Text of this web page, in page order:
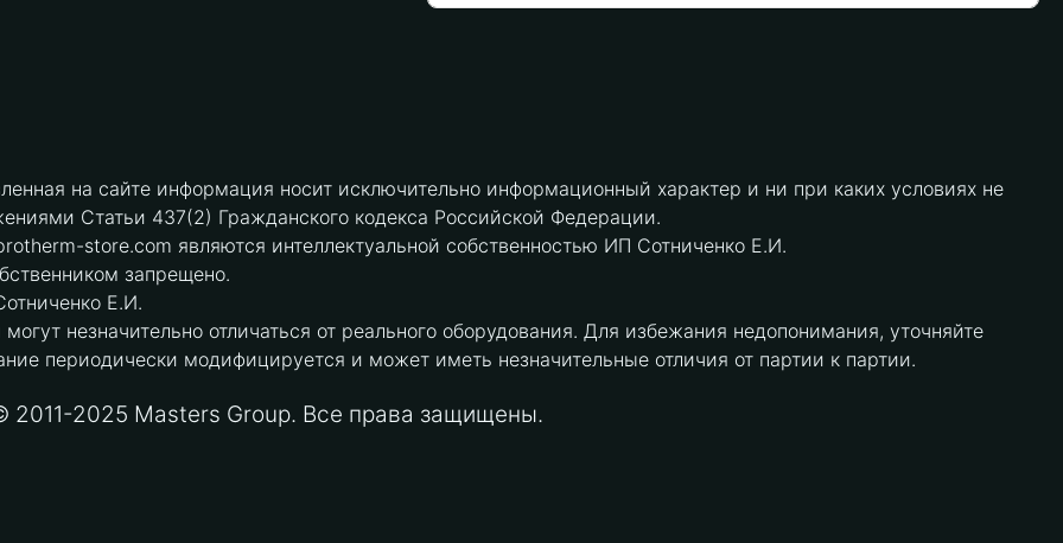
на сайте информация носит исключительно информационный характер и ни при каких условиях не
Статьи 437(2) Гражданского кодекса Российской Федерации.
store.com являются интеллектуальной собственностью ИП Сотниченко Е.И.
запрещено.
Е.И.
незначительно отличаться от реального оборудования. Для избежания недопонимания, уточняйте
периодически модифицируется и может иметь незначительные отличия от партии к партии.
2011-2025 Masters Group. Все права защищены.